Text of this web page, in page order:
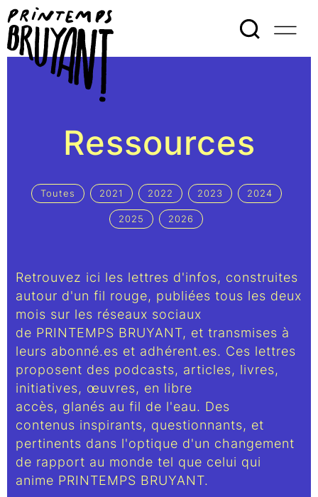
Ressources
Toutes 2021 2022 2023 2024
2025 2026
Retrouvez ici les lettres d'infos, construites
autour d'un fil rouge, publiées tous les deux
mois sur les réseaux sociaux
de PRINTEMPS BRUYANT, et transmises à
leurs abonné.es et adhérent.es. Ces lettres
proposent des podcasts, articles, livres,
initiatives, œuvres, en libre
accès, glanés au fil de l'eau. Des
contenus inspirants, questionnants, et
pertinents dans l'optique d'un changement
de rapport au monde tel que celui qui
anime PRINTEMPS BRUYANT.